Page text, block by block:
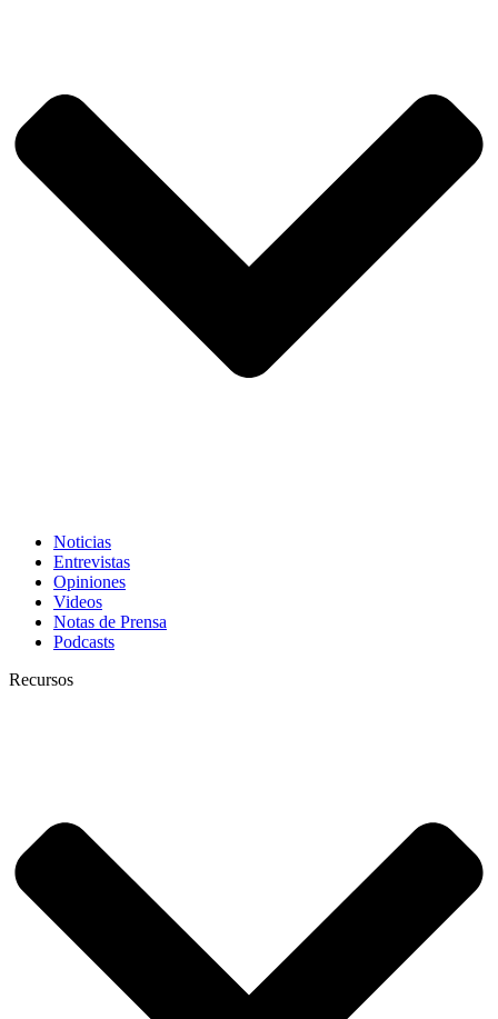
Noticias
Entrevistas
Opiniones
Videos
Notas de Prensa
Podcasts
Recursos